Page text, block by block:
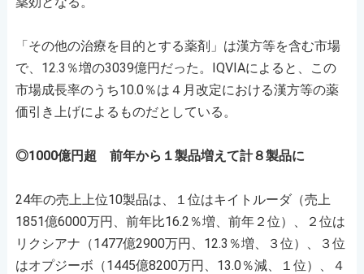
「その他の治療を目的とする薬剤」は漢方等を含む市場
で、12.3％増の3039億円だった。IQVIAによると、この
市場成長率のうち10.0％は４月改定における漢方等の薬
価引き上げによるものだとしている。
◎1000億円超 前年から１製品増えて計８製品に
24年の売上上位10製品は、１位はキイトルーダ（売上
1851億6000万円、前年比16.2％増、前年２位）、２位は
リクシアナ（1477億2900万円、12.3％増、３位）、３位
はオプジーボ（1445億8200万円、13.0％減、１位）、４